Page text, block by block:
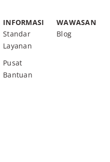
INFORMASI
Standar
Layanan
Pusat
Bantuan
WAWASAN
Blog